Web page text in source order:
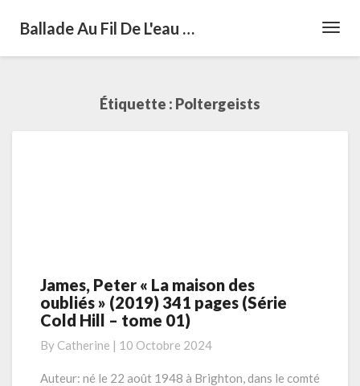
Ballade Au Fil De L'eau …
Étiquette : Poltergeists
James,
Peter
« La
des
oubliés »
James, Peter « La maison des
oubliés » (2019) 341 pages (Série
Cold Hill – tome 01)
By Catherine | 10 Octobre 2024
Auteur: né le 22 août 1948 à Brighton, dans le comté